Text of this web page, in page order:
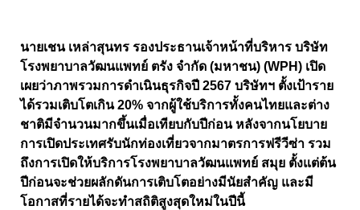
นายเชน เหล่าสุนทร รองประธานเจ้าหน้าที่บริหาร บริษัท
โรงพยาบาลวัฒนแพทย์ ตรัง จำกัด (มหาชน) (WPH) เปิด
เผยว่าภาพรวมการดำเนินธุรกิจปี 2567 บริษัทฯ ตั้งเป้าราย
ได้รวมเติบโตเกิน 20% จากผู้ใช้บริการทั้งคนไทยและต่าง
ชาติมีจำนวนมากขึ้นเมื่อเทียบกับปีก่อน หลังจากนโยบาย
การเปิดประเทศรับนักท่องเที่ยวจากมาตรการฟรีวีซ่า รวม
ถึงการเปิดให้บริการโรงพยาบาลวัฒนแพทย์ สมุย ตั้งแต่ต้น
ปีก่อนจะช่วยผลักดันการเติบโตอย่างมีนัยสำคัญ และมี
โอกาสที่รายได้จะทำสถิติสูงสุดใหม่ในปีนี้